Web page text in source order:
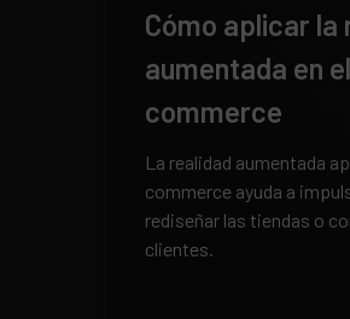
Cómo aplicar la
aumentada en
commerce
La realidad aumentada
commerce ayuda a
rediseñar las tiendas o
clientes.